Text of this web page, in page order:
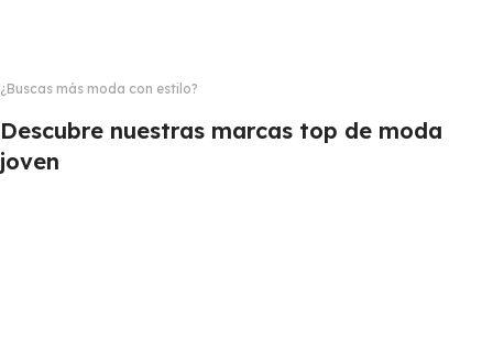
¿Buscas más moda con estilo?
Descubre nuestras marcas top de moda
joven